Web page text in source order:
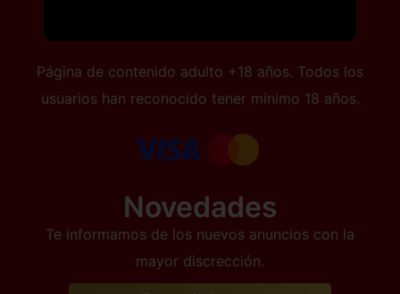
Página de contenido adulto +18 años. Todos los
usuarios han reconocido tener mínimo 18 años.
Novedades
Te informamos de los nuevos anuncios con la
mayor discrección.